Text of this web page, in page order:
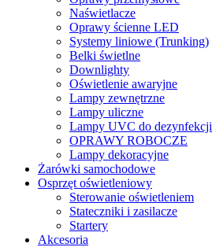
Naświetlacze
Oprawy ścienne LED
Systemy liniowe (Trunking)
Belki świetlne
Downlighty
Oświetlenie awaryjne
Lampy zewnętrzne
Lampy uliczne
Lampy UVC do dezynfekcji
OPRAWY ROBOCZE
Lampy dekoracyjne
Żarówki samochodowe
Osprzęt oświetleniowy
Sterowanie oświetleniem
Stateczniki i zasilacze
Startery
Akcesoria